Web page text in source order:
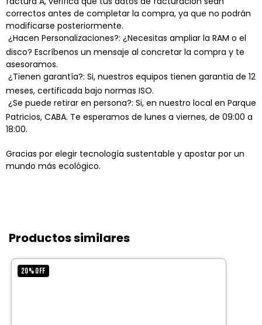
correctos antes de completar la compra, ya que no podrán
modificarse posteriormente.
 ¿Hacen Personalizaciones?: ¿Necesitas ampliar la RAM o el
disco? Escríbenos un mensaje al concretar la compra y te
asesoramos.
 ¿Tienen garantía?: Si, nuestros equipos tienen garantia de 12
meses, certificada bajo normas ISO.
 ¿Se puede retirar en persona?: Si, en nuestro local en Parque
Patricios, CABA. Te esperamos de lunes a viernes, de 09:00 a
18:00.
Gracias por elegir tecnología sustentable y apostar por un
mundo más ecológico.
Productos similares
20%OFF